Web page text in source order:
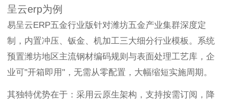
呈云erp为例
易呈云ERP五金行业版针对潍坊五金产业集群深度定
制，内置冲压、钣金、机加工三大细分行业模板。系统
预置潍坊地区主流钢材编码规则与表面处理工艺库，企
业可"开箱即用"，无需从零配置，大幅缩短实施周期。
其独特优势在于：采用云原生架构，支持按需订阅，降